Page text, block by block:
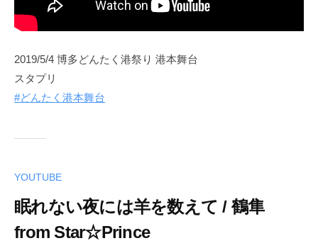
2019/5/4 博多どんたく港祭り 港本舞台
スタプリ
#どんたく港本舞台
YOUTUBE
眠れない夜には羊を数えて / 鶴隼
from Star☆Prince